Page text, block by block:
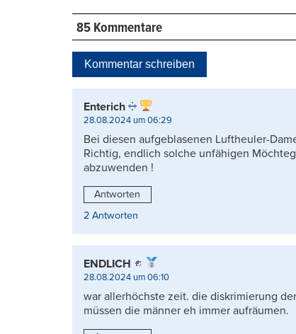
drucken
85 Kommentare
Kommentar schreiben
Enterich
28.08.2024 um 06:29
Bei diesen aufgeblasenen Luftheuler-
Richtig, endlich solche unfähigen
abzuwenden !
Antworten
2 Antworten
ENDLICH
28.08.2024 um 06:10
war allerhöchste zeit. die diskrimierung
müssen die männer eh immer aufräumen.